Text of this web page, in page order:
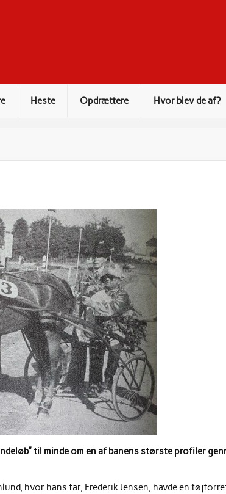
Heste Opdrættere Hvor blev de af?
til minde om en af banens største profiler
hvor hans far, Frederik Jensen, havde en